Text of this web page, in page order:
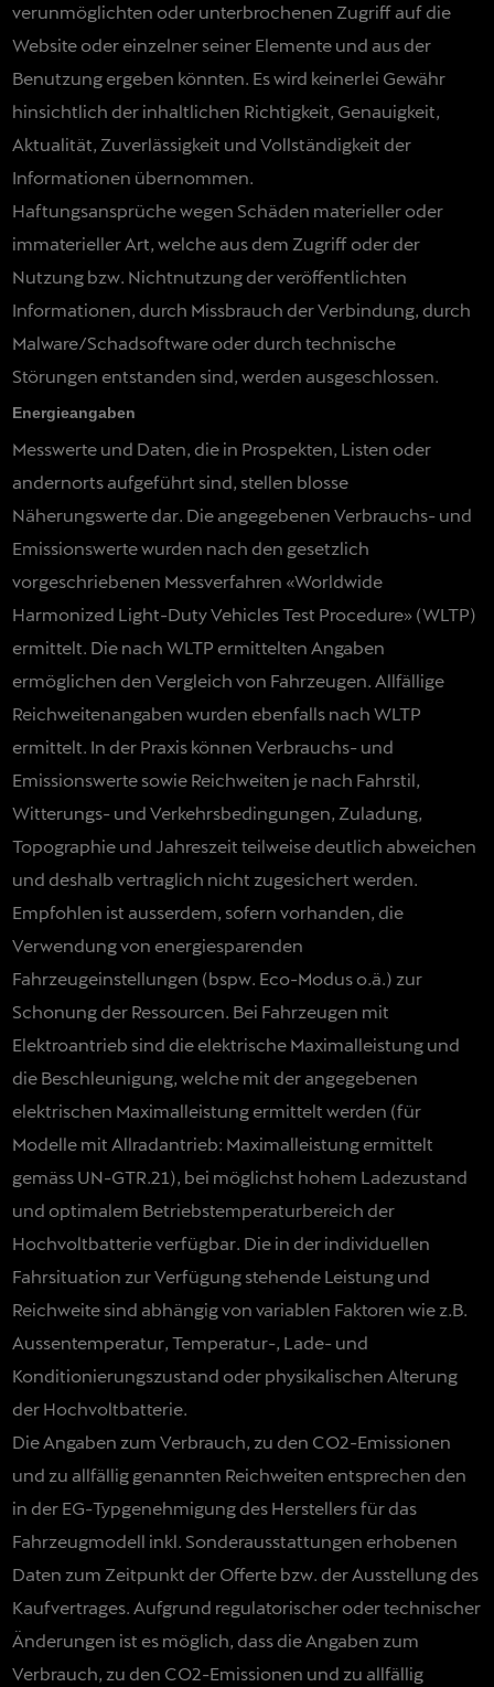
verunmöglichten oder unterbrochenen Zugriff auf die
Website oder einzelner seiner Elemente und aus der
Benutzung ergeben könnten. Es wird keinerlei Gewähr
hinsichtlich der inhaltlichen Richtigkeit, Genauigkeit,
Aktualität, Zuverlässigkeit und Vollständigkeit der
Informationen übernommen.
Haftungsansprüche wegen Schäden materieller oder
immaterieller Art, welche aus dem Zugriff oder der
Nutzung bzw. Nichtnutzung der veröffentlichten
Informationen, durch Missbrauch der Verbindung, durch
Malware/Schadsoftware oder durch technische
Störungen entstanden sind, werden ausgeschlossen.
Energieangaben
Messwerte und Daten, die in Prospekten, Listen oder
andernorts aufgeführt sind, stellen blosse
Näherungswerte dar. Die angegebenen Verbrauchs- und
Emissionswerte wurden nach den gesetzlich
vorgeschriebenen Messverfahren «Worldwide
Harmonized Light-Duty Vehicles Test Procedure» (WLTP)
ermittelt. Die nach WLTP ermittelten Angaben
ermöglichen den Vergleich von Fahrzeugen. Allfällige
Reichweitenangaben wurden ebenfalls nach WLTP
ermittelt. In der Praxis können Verbrauchs- und
Emissionswerte sowie Reichweiten je nach Fahrstil,
Witterungs- und Verkehrsbedingungen, Zuladung,
Topographie und Jahreszeit teilweise deutlich abweichen
und deshalb vertraglich nicht zugesichert werden.
Empfohlen ist ausserdem, sofern vorhanden, die
Verwendung von energiesparenden
Fahrzeugeinstellungen (bspw. Eco-Modus o.ä.) zur
Schonung der Ressourcen. Bei Fahrzeugen mit
Elektroantrieb sind die elektrische Maximalleistung und
die Beschleunigung, welche mit der angegebenen
elektrischen Maximalleistung ermittelt werden (für
Modelle mit Allradantrieb: Maximalleistung ermittelt
gemäss UN-GTR.21), bei möglichst hohem Ladezustand
und optimalem Betriebstemperaturbereich der
Hochvoltbatterie verfügbar. Die in der individuellen
Fahrsituation zur Verfügung stehende Leistung und
Reichweite sind abhängig von variablen Faktoren wie z.B.
Aussentemperatur, Temperatur-, Lade- und
Konditionierungszustand oder physikalischen Alterung
der Hochvoltbatterie.
Die Angaben zum Verbrauch, zu den CO2-Emissionen
und zu allfällig genannten Reichweiten entsprechen den
in der EG-Typgenehmigung des Herstellers für das
Fahrzeugmodell inkl. Sonderausstattungen erhobenen
Daten zum Zeitpunkt der Offerte bzw. der Ausstellung des
Kaufvertrages. Aufgrund regulatorischer oder technischer
Änderungen ist es möglich, dass die Angaben zum
Verbrauch, zu den CO2-Emissionen und zu allfällig